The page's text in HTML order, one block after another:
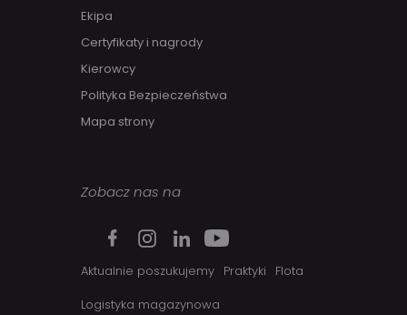
Ekipa
Certyfikaty i nagrody
Kierowcy
Polityka Bezpieczeństwa
Mapa strony
Zobacz nas na
Aktualnie poszukujemy Praktyki
Flota
Logistyka magazynowa